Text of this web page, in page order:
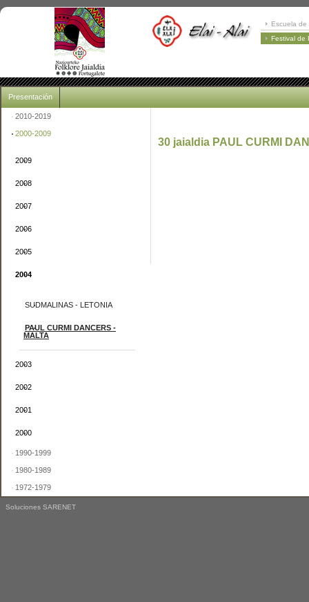
Escuela de
Festival de
Presentación
2010-2019
2000-2009
2009
2008
2007
2006
2005
2004
SUDMALINAS - LETONIA
PAUL CURMI DANCERS -
MALTA
2003
2002
2001
2000
1990-1999
1980-1989
1972-1979
30 jaialdia PAUL CURMI
Soluciones SARENET